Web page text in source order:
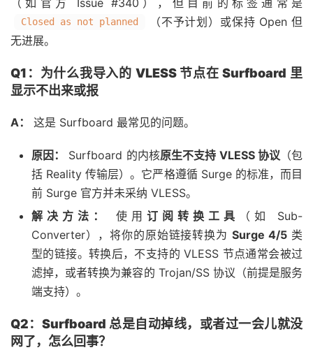
（如官方 Issue #340），但目前的标签通常是
Closed as not planned
（不予计划）或保持 Open 但
无进展。
Q1：为什么我导入的 VLESS 节点在 Surfboard 里
显示不出来或报
A： 这是 Surfboard 最常见的问题。
原因： Surfboard 的内核原生不支持 VLESS 协议（包
括 Reality 传输层）。它严格遵循 Surge 的标准，而目
前 Surge 官方并未采纳 VLESS。
解决方法：
使用 订阅转换工具
（如 Sub-
Converter），将你的原始链接转换为Surge 4/5 类
型的链接。转换后，不支持的 VLESS 节点通常会被过
滤掉，或者转换为兼容的 Trojan/SS 协议（前提是服务
端支持）。
Q2：Surfboard 总是自动掉线，或者过一会儿就没
网了，怎么回事？